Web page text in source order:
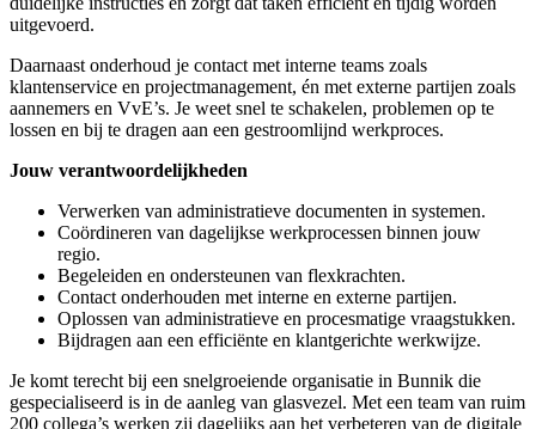
uitgevoerd.
Daarnaast onderhoud je contact met interne teams zoals
klantenservice en projectmanagement, én met externe partijen zoals
aannemers en VvE’s. Je weet snel te schakelen, problemen op te
lossen en bij te dragen aan een gestroomlijnd werkproces.
Jouw verantwoordelijkheden
Verwerken van administratieve documenten in systemen.
Coördineren van dagelijkse werkprocessen binnen jouw
regio.
Begeleiden en ondersteunen van flexkrachten.
Contact onderhouden met interne en externe partijen.
Oplossen van administratieve en procesmatige vraagstukken.
Bijdragen aan een efficiënte en klantgerichte werkwijze.
Je komt terecht bij een snelgroeiende organisatie in Bunnik die
gespecialiseerd is in de aanleg van glasvezel. Met een team van ruim
200 collega’s werken zij dagelijks aan het verbeteren van de digitale